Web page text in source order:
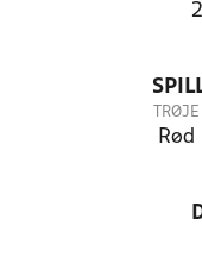
TRØJE
Rød